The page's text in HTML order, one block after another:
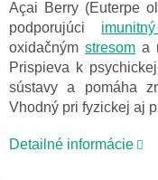
Açai Berry (Euterpe
podporujúci
oxidačným stresom a
Prispieva k
sústavy a pomáha
Vhodný pri fyzickej aj
Detailné informácie